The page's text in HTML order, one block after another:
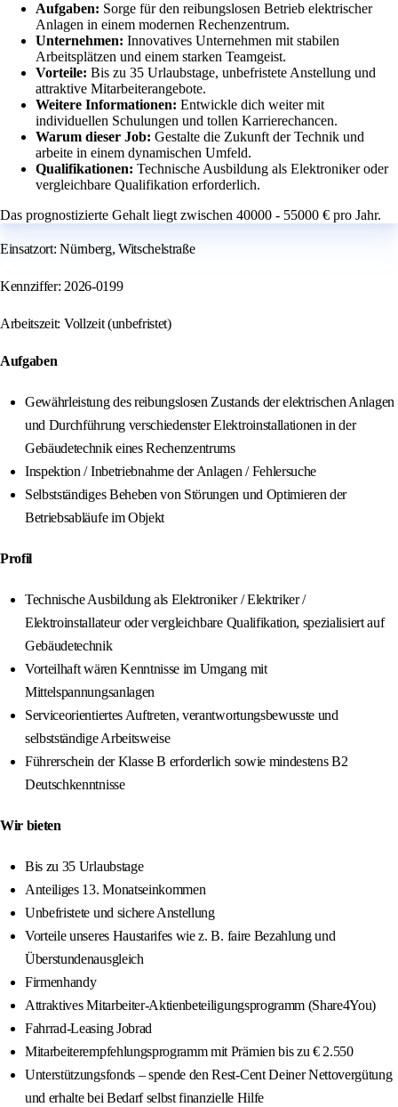
Aufgaben: Sorge für den reibungslosen Betrieb elektrischer
Anlagen in einem modernen Rechenzentrum.
Unternehmen: Innovatives Unternehmen mit stabilen
Arbeitsplätzen und einem starken Teamgeist.
Vorteile: Bis zu 35 Urlaubstage, unbefristete Anstellung und
attraktive Mitarbeiterangebote.
Weitere Informationen: Entwickle dich weiter mit
individuellen Schulungen und tollen Karrierechancen.
Warum dieser Job: Gestalte die Zukunft der Technik und
arbeite in einem dynamischen Umfeld.
Qualifikationen: Technische Ausbildung als Elektroniker oder
vergleichbare Qualifikation erforderlich.
Das prognostizierte Gehalt liegt zwischen 40000 - 55000 € pro Jahr.
Einsatzort: Nürnberg, Witschelstraße
Kennziffer: 2026-0199
Arbeitszeit: Vollzeit (unbefristet)
Aufgaben
Gewährleistung des reibungslosen Zustands der elektrischen Anlagen
und Durchführung verschiedenster Elektroinstallationen in der
Gebäudetechnik eines Rechenzentrums
Inspektion / Inbetriebnahme der Anlagen / Fehlersuche
Selbstständiges Beheben von Störungen und Optimieren der
Betriebsabläufe im Objekt
Profil
Technische Ausbildung als Elektroniker / Elektriker /
Elektroinstallateur oder vergleichbare Qualifikation, spezialisiert auf
Gebäudetechnik
Vorteilhaft wären Kenntnisse im Umgang mit
Mittelspannungsanlagen
Serviceorientiertes Auftreten, verantwortungsbewusste und
selbstständige Arbeitsweise
Führerschein der Klasse B erforderlich sowie mindestens B2
Deutschkenntnisse
Wir bieten
Bis zu 35 Urlaubstage
Anteiliges 13. Monatseinkommen
Unbefristete und sichere Anstellung
Vorteile unseres Haustarifes wie z. B. faire Bezahlung und
Überstundenausgleich
Firmenhandy
Attraktives Mitarbeiter-Aktienbeteiligungsprogramm (Share4You)
Fahrrad-Leasing Jobrad
Mitarbeiterempfehlungsprogramm mit Prämien bis zu € 2.550
Unterstützungsfonds – spende den Rest-Cent Deiner Nettovergütung
und erhalte bei Bedarf selbst finanzielle Hilfe